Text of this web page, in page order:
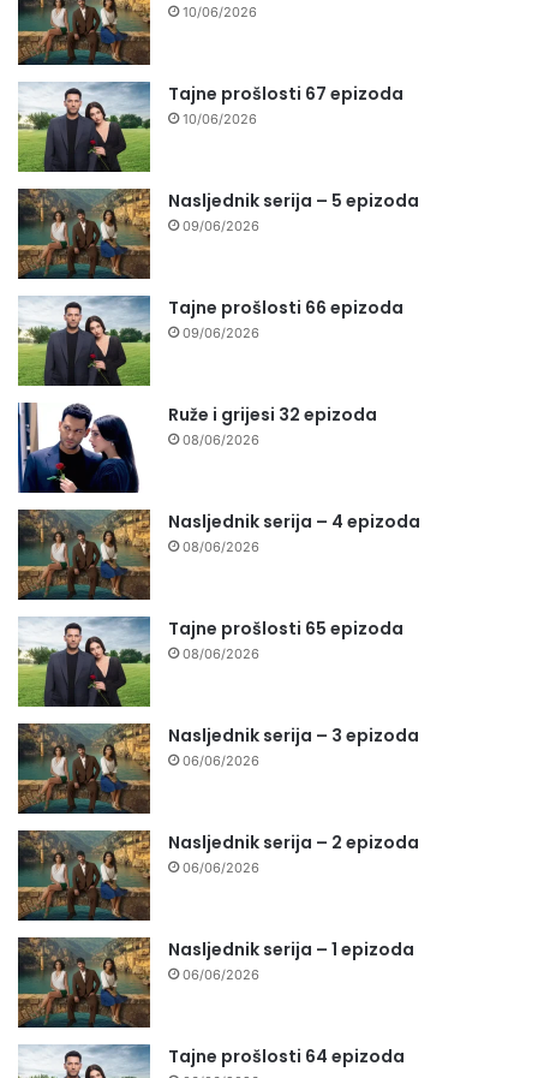
10/06/2026
Tajne prošlosti 67 epizoda
10/06/2026
Nasljednik serija – 5 epizoda
09/06/2026
Tajne prošlosti 66 epizoda
09/06/2026
Ruže i grijesi 32 epizoda
08/06/2026
Nasljednik serija – 4 epizoda
08/06/2026
Tajne prošlosti 65 epizoda
08/06/2026
Nasljednik serija – 3 epizoda
06/06/2026
Nasljednik serija – 2 epizoda
06/06/2026
Nasljednik serija – 1 epizoda
06/06/2026
Tajne prošlosti 64 epizoda